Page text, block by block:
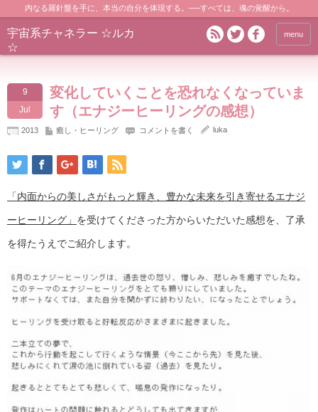
内なる羅針盤を手に、本当の自分を体現する。──すべては、魂の覚醒から。
宇宙系チャネラー ☆ルカ
☆
menu
9
Jul
変化していくことを恐れなくなっていま
す（エナジーヒーリングの感想）
2013 癒し・ヒーリング コメントを書く luka
「内面からの美しさがもっと輝き、豊かな未来を引き寄せるエナジ
ーヒーリング」 を受けてくださった方からいただいた感想を、了承
を得たうえでご紹介します。